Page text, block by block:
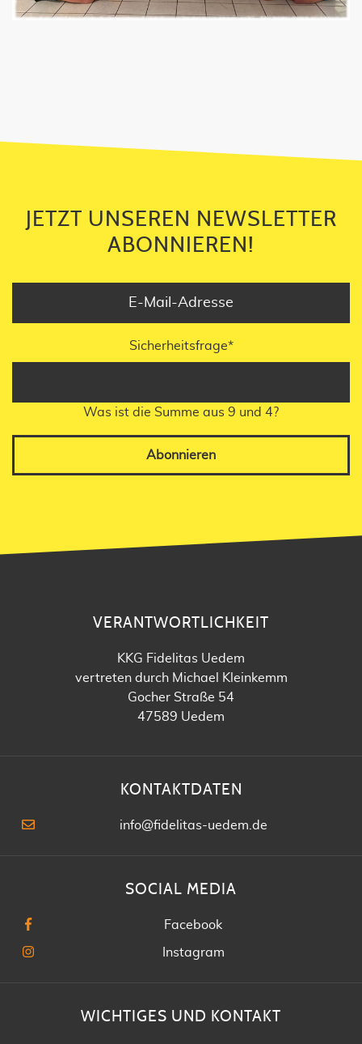
JETZT UNSEREN NEWSLETTER
ABONNIEREN!
Sicherheitsfrage*
Was ist die Summe aus 9 und 4?
Abonnieren
VERANTWORTLICHKEIT
KKG Fidelitas Uedem
vertreten durch Michael Kleinkemm
Gocher Straße 54
47589 Uedem
KONTAKTDATEN
info@fidelitas-uedem.de
SOCIAL MEDIA
Facebook
Instagram
WICHTIGES UND KONTAKT